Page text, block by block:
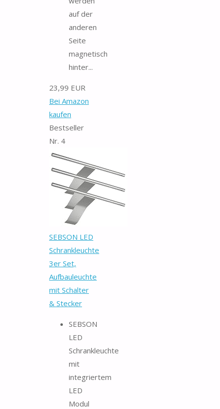
auf der
anderen
Seite
magnetisch
hinter...
23,99 EUR
Bei Amazon
kaufen
Bestseller
Nr. 4
SEBSON LED
Schrankleuchte
3er Set,
Aufbauleuchte
mit Schalter
& Stecker
SEBSON
LED
Schrankleuchte
mit
integriertem
LED
Modul